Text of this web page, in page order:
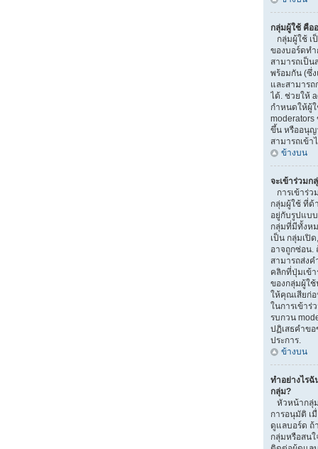
กลุ่มผู้ใช้ คือ
กลุ่มผู้ใช้ เ
ของบอร์ดท
สามารถเป็
พร้อมกัน (ซึ่
และสามาร
ได้. ช่วยให้
กำหนดให้ผู้
moderators
ขึ้น หรืออนุญ
สามารถเข้า
ข้างบน
จะเข้าร่วมก
การเข้าร่ว
กลุ่มผู้ใช้ ที่ด้
อยู่กับรูปแบ
กลุ่มที่มีทั้งห
เป็น กลุ่มเปิ
อาจถูกซ่อน.
สามารถส่งค
คลิกที่ปุ่มเข้
ของกลุ่มผู้ใ
ให้คุณเสียก่อ
ในการเข้าร่
รบกวน
ปฏิเสธคำข
ประการ.
ข้างบน
ทำอย่างไรฉั
กลุ่ม?
หัวหน้ากลุ่
การอนุมัติ เ
ดูแลบอร์ด ถ้
กลุ่มหรือสน